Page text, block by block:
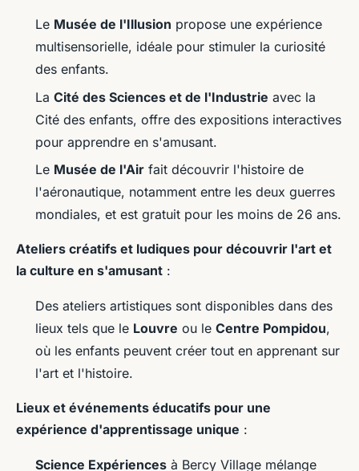
Le Musée de l'Illusion propose une expérience
multisensorielle, idéale pour stimuler la curiosité
des enfants.
La Cité des Sciences et de l'Industrie avec la
Cité des enfants, offre des expositions interactives
pour apprendre en s'amusant.
Le Musée de l'Air fait découvrir l'histoire de
l'aéronautique, notamment entre les deux guerres
mondiales, et est gratuit pour les moins de 26 ans.
Ateliers créatifs et ludiques pour découvrir l'art et
la culture en s'amusant :
Des ateliers artistiques sont disponibles dans des
lieux tels que le Louvre ou le Centre Pompidou,
où les enfants peuvent créer tout en apprenant sur
l'art et l'histoire.
Lieux et événements éducatifs pour une
expérience d'apprentissage unique :
Science Expériences à Bercy Village mélange